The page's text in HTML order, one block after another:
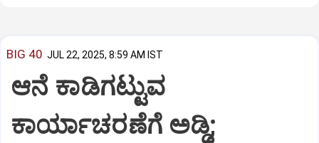
BIG 40 JUL 22, 2025, 8:59 AM IST
ಆನೆ ಕಾಡಿಗಟ್ಟುವ
ಕಾರ್ಯಾಚರಣೆಗೆ ಅಡ್ಡಿ;